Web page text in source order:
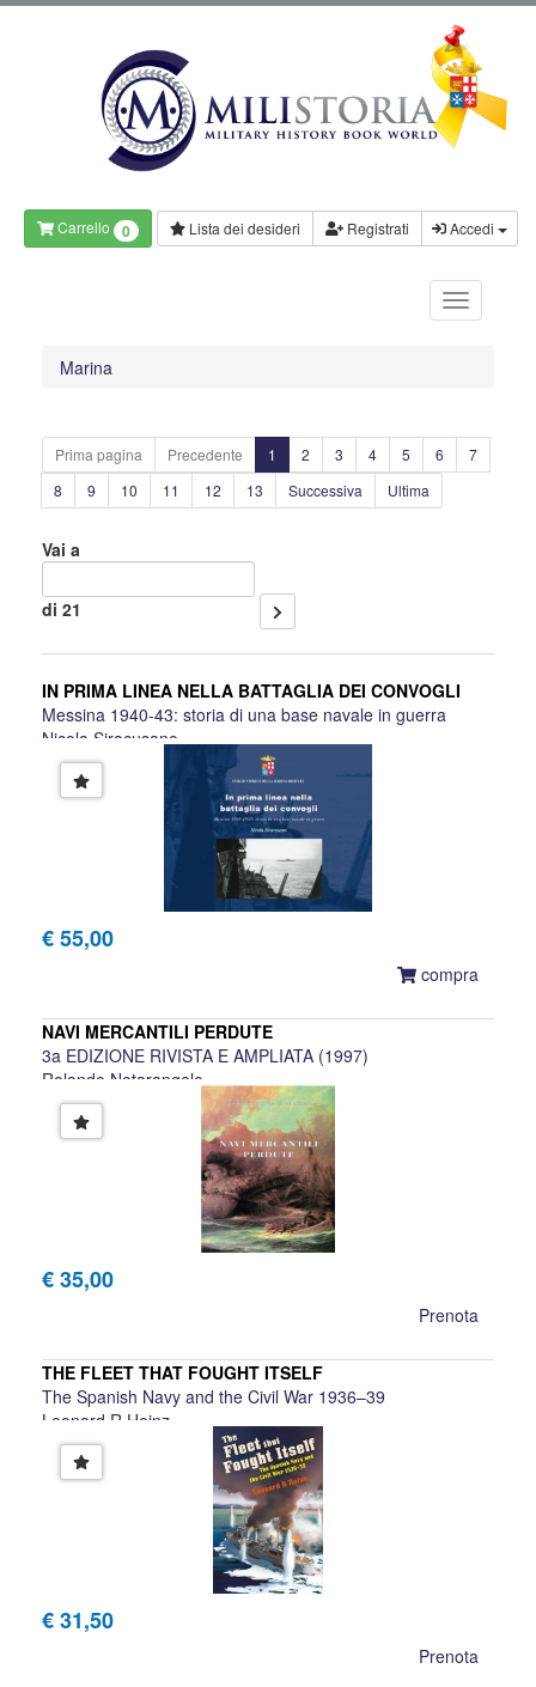
Carrello 0 Lista dei desideri Registrati Accedi
Marina
Prima pagina Precedente 1 2 3 4 5 6
7
8
9 10 11 12 13 Successiva Ultima
Vai a
di 21
IN PRIMA LINEA NELLA BATTAGLIA DEI CONVOGLI
Messina 1940-43: storia di una base navale in guerra
Nicola Siracusano
€ 55,00
compra
NAVI MERCANTILI PERDUTE
3a EDIZIONE RIVISTA E AMPLIATA (1997)
Rolando Notarangelo
€ 35,00
Prenota
THE FLEET THAT FOUGHT ITSELF
The Spanish Navy and the Civil War 1936–39
Leonard R Heinz
€ 31,50
Prenota